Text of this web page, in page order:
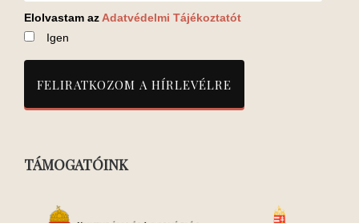
Elolvastam az Adatvédelmi Tájékoztatót
Igen
TÁMOGATÓINK